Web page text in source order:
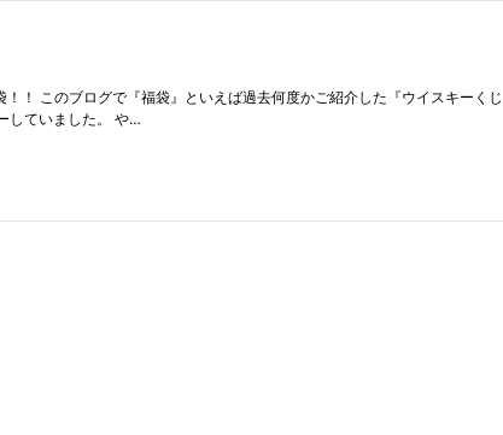
！ このブログで『福袋』といえば過去何度かご紹介した『ウイスキーく
していました。 や…